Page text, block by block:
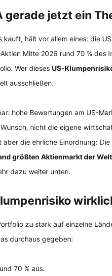
gerade jetzt ein
kauft, hält vor allem eines: die
Mitte 2026 rund 70 % des
Wer dieses US-
ausschließen.
hohe Bewertungen am US-
nicht die eigene
die ehrliche Einordnung:
größten Aktienmarkt der Welt
dazu weiter unten.
zu stark auf einzelne
durchaus gegeben:
70 % aus.